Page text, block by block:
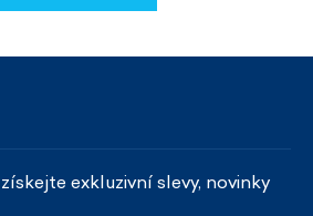
exkluzivní slevy, novinky